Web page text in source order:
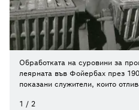
Обработката на суровини за
леярната във Фойербах през
показани служители, които
1 / 2